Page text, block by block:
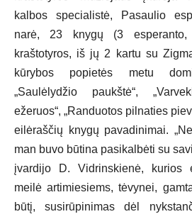
kalbos specialistė, Pasaulio
narė, 23 knygų (3
kraštotyros, iš jų 2 kartu su
kūrybos popietės metu
„Saulėlydžio paukštė“,
ežeruos“, „Randuotos pilnaties
eilėraščių knygų pavadinimai.
man buvo būtina pasikalbėti su
įvardijo D. Vidrinskienė, kurios
meilė artimiesiems, tėvynei,
būtį, susirūpinimas dėl